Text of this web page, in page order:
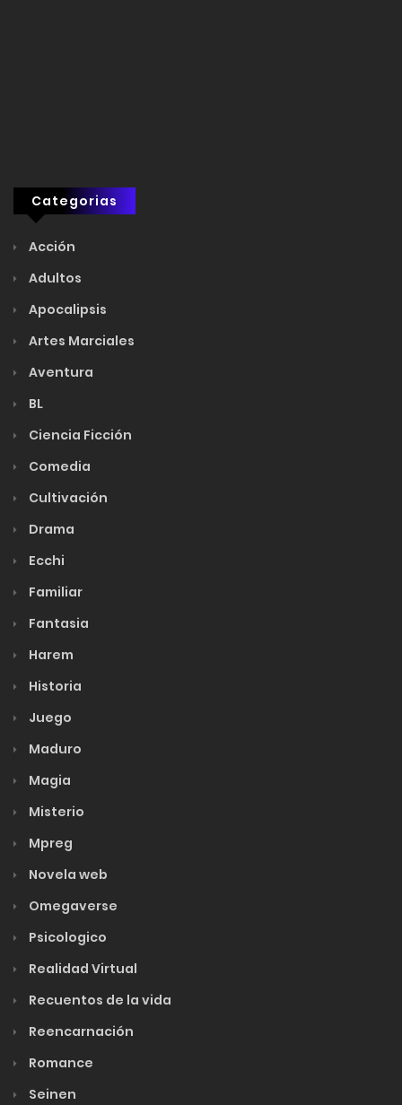
Categorias
Acción
Adultos
Apocalipsis
Artes Marciales
Aventura
BL
Ciencia Ficción
Comedia
Cultivación
Drama
Ecchi
Familiar
Fantasia
Harem
Historia
Juego
Maduro
Magia
Misterio
Mpreg
Novela web
Omegaverse
Psicologico
Realidad Virtual
Recuentos de la vida
Reencarnación
Romance
Seinen